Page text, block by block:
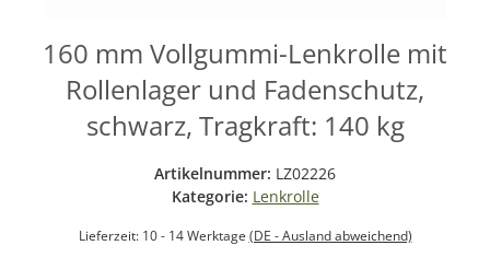
160 mm Vollgummi-Lenkrolle mit
Rollenlager und Fadenschutz,
schwarz, Tragkraft: 140 kg
Artikelnummer: LZ02226
Kategorie: Lenkrolle
Lieferzeit: 10 - 14 Werktage (DE - Ausland abweichend)